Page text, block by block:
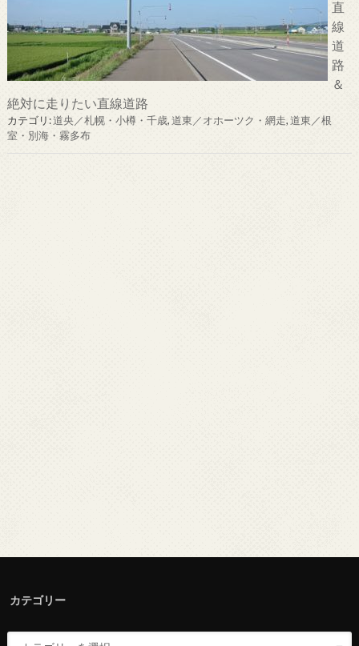
直
線
道
路
＆
絶対に走りたい直線道路
カテゴリ:道央／札幌・小樽・千歳,道東／オホーツク・網走,道東／根
室・別海・霧多布
カテゴリー